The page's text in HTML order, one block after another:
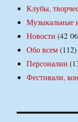
Клубы,
Музыкальные
Новости (42
Обо всем(112)
Персоналии
Фестивали,